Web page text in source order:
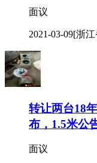
面议
2021-03-09[浙
转让两台18
布，1.5米公
面议